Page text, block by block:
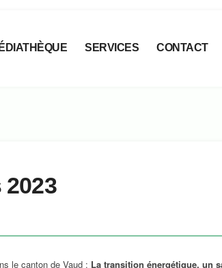
SERVICES CONTACT
le canton de Vaud : La transition énergétique, un